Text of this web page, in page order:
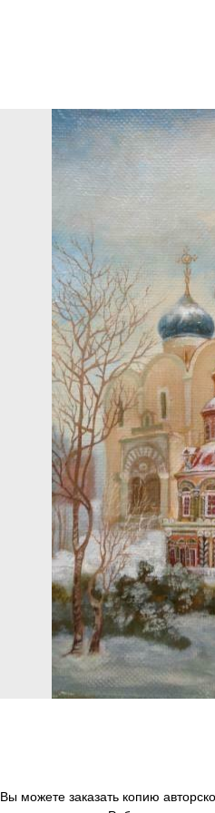
Вы можете заказать копию